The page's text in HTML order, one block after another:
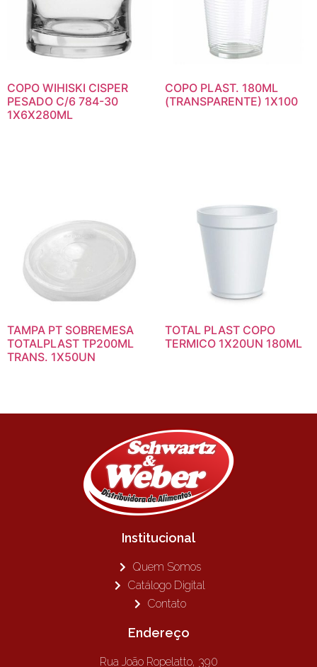
COPO WIHISKI CISPER
PESADO C/6 784-30
1X6X280ML
COPO PLAST. 180ML
(TRANSPARENTE) 1X100
TAMPA PT SOBREMESA
TOTALPLAST TP200ML
TRANS. 1X50UN
TOTAL PLAST COPO
TERMICO 1X20UN 180ML
Institucional
Quem Somos
Catálogo Digital
Contato
Endereço
Rua João Ropelatto, 390